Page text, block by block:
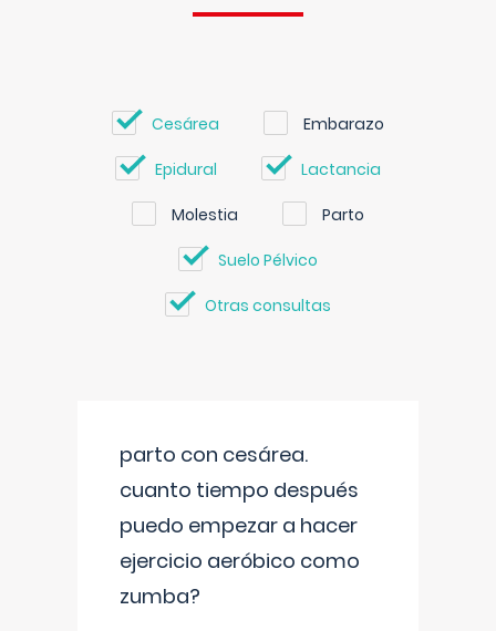
Cesárea Embarazo
Epidural Lactancia
Molestia Parto
Suelo Pélvico
Otras consultas
parto con cesárea.
cuanto tiempo después
puedo empezar a hacer
ejercicio aeróbico como
zumba?